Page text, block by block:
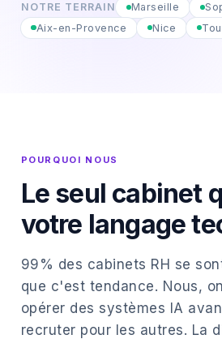
NOTRE TERRAIN Marseille
Aix-en-Provence
Nice
POURQUOI NOUS
Le seul cabinet
votre langage
99% des cabinets RH se
que c'est tendance. Nous,
opérer des systèmes IA
recruter pour les autres. La